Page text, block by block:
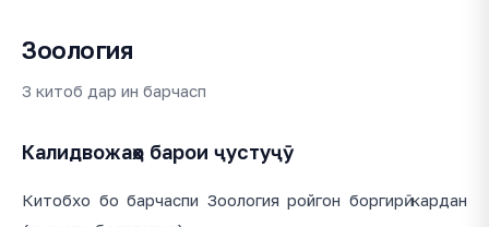
Зоология
3 китоб дар ин барчасп
Калидвожаҳо барои ҷустуҷӯ
Китобхо бо барчаспи Зоология ройгон боргирӣ кардан